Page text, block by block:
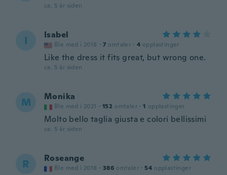
ca. 5 år siden
I Isabel
Ble med i 2018 · 7 omtaler · 4 opplastinger
Like the dress it fits great, but wrong one.
ca. 5 år siden
M Monika
Ble med i 2021 · 152 omtaler · 1 opplastinger
Molto bello taglia giusta e colori bellissimi
ca. 5 år siden
R Roseange
Ble med i 2018 · 386 omtaler · 54 opplastinger